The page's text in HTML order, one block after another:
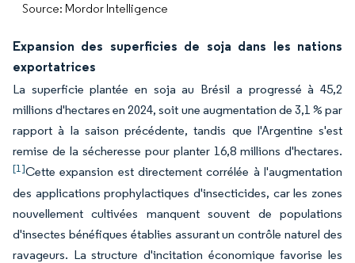
Source: Mordor Intelligence
Expansion des superficies de soja dans les nations
exportatrices
La superficie plantée en soja au Brésil a progressé à 45,2
millions d'hectares en 2024, soit une augmentation de 3,1 % par
rapport à la saison précédente, tandis que l'Argentine s'est
remise de la sécheresse pour planter 16,8 millions d'hectares.
[1]Cette expansion est directement corrélée à l'augmentation
des applications prophylactiques d'insecticides, car les zones
nouvellement cultivées manquent souvent de populations
d'insectes bénéfiques établies assurant un contrôle naturel des
ravageurs. La structure d'incitation économique favorise les